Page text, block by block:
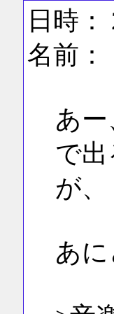
日時：
名前：
あ
で
が、
あに